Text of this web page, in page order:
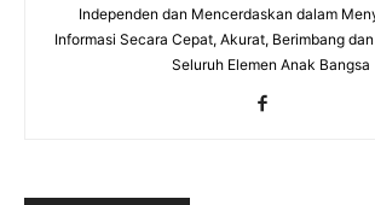
Independen dan Mencerdaskan dalam
Informasi Secara Cepat, Akurat, Berimbang
Seluruh Elemen Anak Bangsa